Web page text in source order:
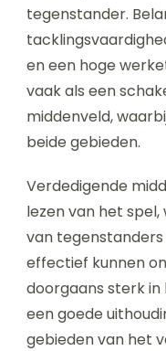
tegenstander.
en een hoge
vaak als een
middenveld,
beide gebieden.
Verdedigende
lezen van het
van
effectief kunnen
doorgaans sterk
een goede
gebieden van het